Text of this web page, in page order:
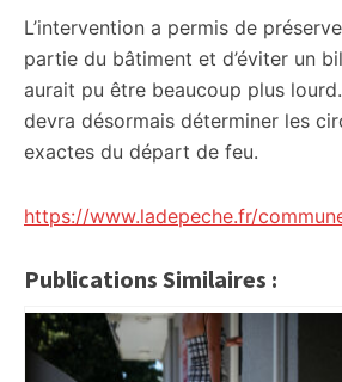
L’intervention a permis de
partie du bâtiment et d’éviter un
aurait pu être beaucoup plus
devra désormais déterminer les
exactes du départ de feu.
https://www.ladepeche.fr/
Publications Similaires :